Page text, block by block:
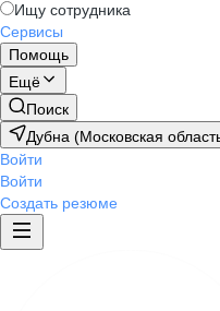
Ищу сотрудника
Сервисы
Помощь
Ещё
Поиск
Дубна (Московская
Войти
Войти
Создать резюме